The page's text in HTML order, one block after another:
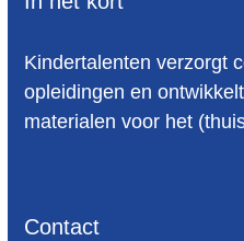
Kindertalenten verzorgt
opleidingen en
materialen voor het
Contact